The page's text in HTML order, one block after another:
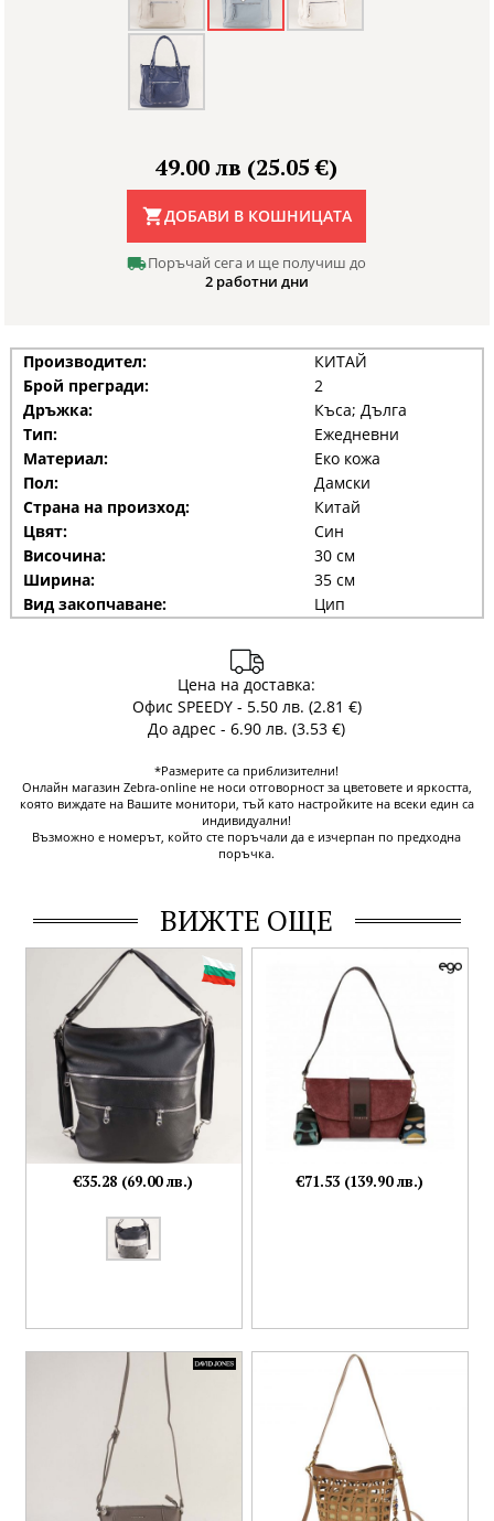
49.00 лв (25.05 €)
ДОБАВИ В КОШНИЦАТА
Поръчай сега и ще получиш до
2 работни дни
Производител:
КИТАЙ
Брой прегради:
2
Дръжка:
Къса; Дълга
Тип:
Ежедневни
Материал:
Еко кожа
Пол:
Дамски
Страна на произход:
Китай
Цвят:
Син
Височина:
30 см
Ширина:
35 см
Вид закопчаване:
Цип
Цена на доставка:
Офис SPEEDY - 5.50 лв. (2.81 €)
До адрес - 6.90 лв. (3.53 €)
*Размерите са приблизителни!
Онлайн магазин Zebra-online не носи отговорност за цветовете и яркостта,
която виждате на Вашите монитори, тъй като настройките на всеки един са
индивидуални!
Възможно е номерът, който сте поръчали да е изчерпан по предходна
поръчка.
ВИЖТЕ ОЩЕ
€35.28 (69.00 лв.) €71.53 (139.90 лв.)